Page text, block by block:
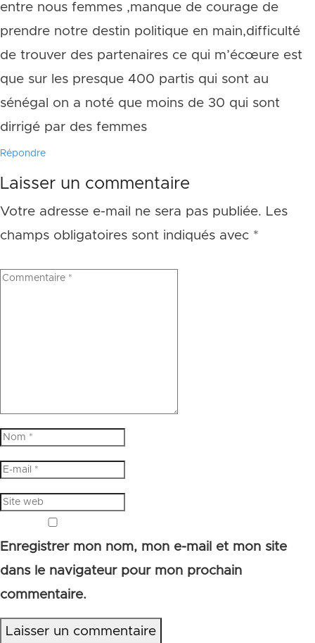
entre nous femmes ,manque de courage de
prendre notre destin politique en main,difficulté
de trouver des partenaires ce qui m’écœure est
que sur les presque 400 partis qui sont au
sénégal on a noté que moins de 30 qui sont
dirrigé par des femmes
Répondre
Laisser un commentaire
Votre adresse e-mail ne sera pas publiée. Les
champs obligatoires sont indiqués avec *
Enregistrer mon nom, mon e-mail et mon site
dans le navigateur pour mon prochain
commentaire.
Laisser un commentaire